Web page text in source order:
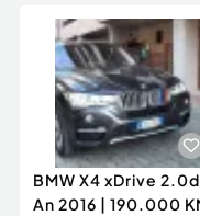
Servicii
Animale de
Afaceri și
Inchiriere Bunuri si
Utilaje agricole si
Piese auto si
Dacia Duster
BMW X4 xDrive
An 2016 | 190.000